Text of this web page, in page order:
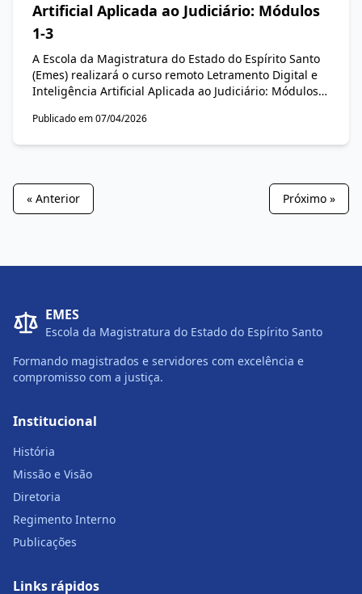
Artificial Aplicada ao Judiciário: Módulos
1-3
A Escola da Magistratura do Estado do Espírito Santo
(Emes) realizará o curso remoto Letramento Digital e
Inteligência Artificial Aplicada ao Judiciário: Módulos
Tarcisio Francisco Regiani Junior e André Roepke,
servidoras e servidores.
Publicado em 07/04/2026
« Anterior Próximo »
EMES
Escola da Magistratura do Estado do Espírito Santo
Formando magistrados e servidores com excelência e
compromisso com a justiça.
Institucional
História
Missão e Visão
Diretoria
Regimento Interno
Publicações
Links rápidos